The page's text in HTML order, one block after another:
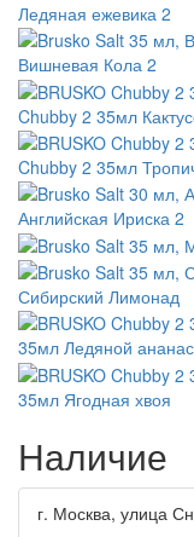
Ледяная ежевика 2
Вишневая Кола 2
Chubby 2 35мл
Chubby 2 35мл
Английская Ириска 2
Сибирский Лимонад
35мл Ледяной ананас
35мл Ягодная хвоя
Наличие
г. Москва, улица